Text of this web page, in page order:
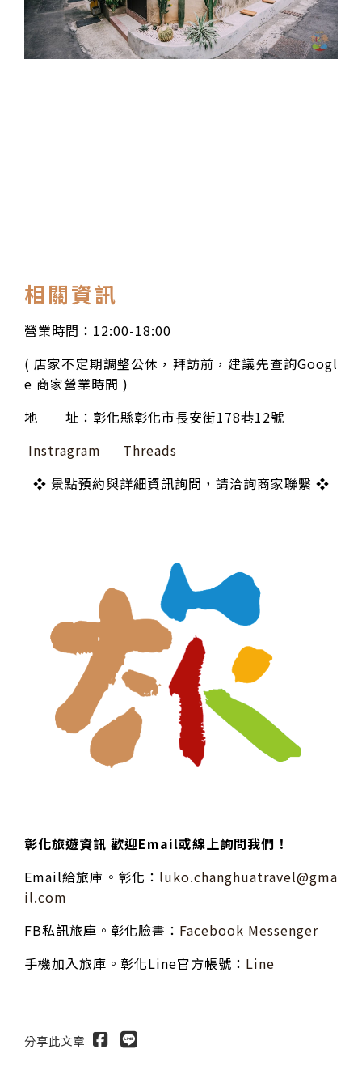
相關資訊
營業時間：12:00-18:00
( 店家不定期調整公休，拜訪前，建議先查詢Googl
e 商家營業時間 )
地 址：彰化縣彰化市長安街178巷12號
Instragram │ Threads
❖ 景點預約與詳細資訊詢問，請洽詢商家聯繫 ❖
彰化旅遊資訊 歡迎Email或線上詢問我們！
Email給旅庫。彰化： luko.changhuatravel@gma
il.com
FB私訊旅庫。彰化臉書： Facebook Messenger
手機加入旅庫。彰化Line官方帳號： Line
分享此文章